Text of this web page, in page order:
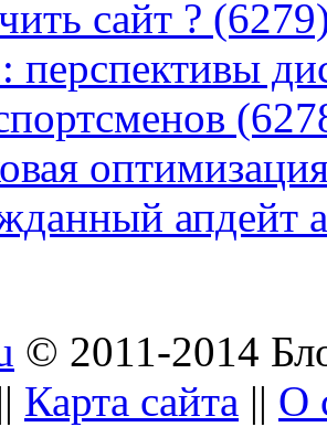
сайт ?
перспективы
апдейт
© 2011-2014
|| Карта сайта || О